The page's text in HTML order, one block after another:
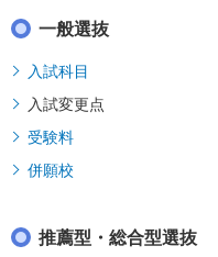
一般選抜
入試科目
入試変更点
受験料
併願校
推薦型・総合型選抜